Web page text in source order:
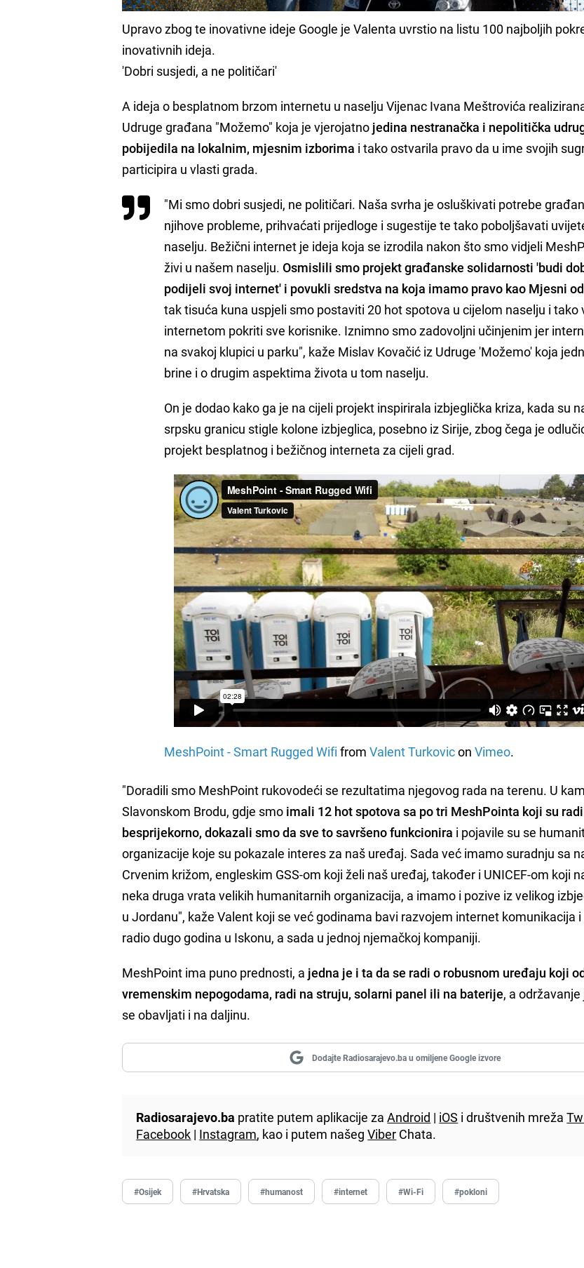
Upravo zbog te inovativne ideje Google je Valenta uvrstio na listu 100 najboljih
inovativnih ideja.
'Dobri susjedi, a ne političari'
A ideja o besplatnom brzom internetu u naselju Vijenac Ivana Meštrovića
Udruge građana "Možemo" koja je vjerojatno jedina nestranačka i nepolitička
pobijedila na lokalnim, mjesnim izborima i tako ostvarila pravo da u ime svojih
participira u vlasti grada.
"Mi smo dobri susjedi, ne političari. Naša svrha je osluškivati potrebe
njihove probleme, prihvaćati prijedloge i sugestije te tako poboljšavati
naselju. Bežični internet je ideja koja se izrodila nakon što smo vidjeli
živi u našem naselju.Osmislili smo projekt građanske solidarnosti 'budi
podijeli svoj internet' i povukli sredstva na koja imamo pravo kao Mjesni
tak tisuća kuna uspjeli smo postaviti 20 hot spotova u cijelom naselju i tako
internetom pokriti sve korisnike. Iznimno smo zadovoljni učinjenim jer
na svakoj klupici u parku", kaže Mislav Kovačić iz Udruge 'Možemo' koja
brine i o drugim aspektima života u tom naselju.
On je dodao kako ga je na cijeli projekt inspirirala izbjeglička kriza, kada su
srpsku granicu stigle kolone izbjeglica, posebno iz Sirije, zbog čega je
projekt besplatnog i bežičnog interneta za cijeli grad.
MeshPoint - Smart Rugged Wifi fromValent TurkoviconVimeo.
"Doradili smo MeshPoint rukovodeći se rezultatima njegovog rada na terenu. U
Slavonskom Brodu, gdje smo imali 12 hot spotova sa po tri MeshPointa koji su
besprijekorno, dokazali smo da sve to savršeno funkcionira i pojavile su se
organizacije koje su pokazale interes za naš uređaj. Sada već imamo suradnju sa
Crvenim križom, engleskim GSS-om koji želi naš uređaj, također i UNICEF-om koji
neka druga vrata velikih humanitarnih organizacija, a imamo i pozive iz velikog
u Jordanu", kaže Valent koji se već godinama bavi razvojem internet komunikacija
radio dugo godina u Iskonu, a sada u jednoj njemačkoj kompaniji.
MeshPoint ima puno prednosti, a jedna je i ta da se radi o robusnom uređaju koji
vremenskim nepogodama, radi na struju, solarni panel ili na baterije, a
se obavljati i na daljinu.
Dodajte Radiosarajevo.ba u omiljene Google izvore
Radiosarajevo.ba pratite putem aplikacije zaAndroid | iOS i društvenih mreža
Facebook | Instagram, kao i putem našegViber Chata.
#Osijek #Hrvatska #humanost #internet #Wi-Fi #pokloni